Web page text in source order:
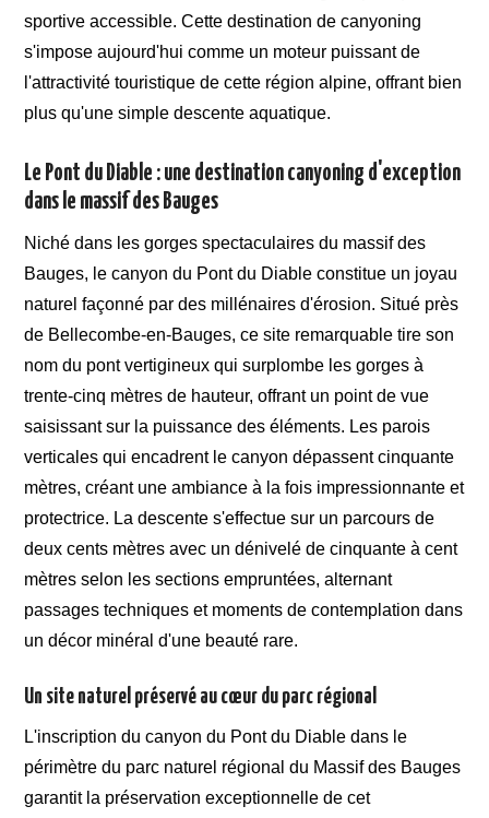
sportive accessible. Cette destination de canyoning
s'impose aujourd'hui comme un moteur puissant de
l'attractivité touristique de cette région alpine, offrant bien
plus qu'une simple descente aquatique.
Le Pont du Diable : une destination canyoning d'exception
dans le massif des Bauges
Niché dans les gorges spectaculaires du massif des
Bauges, le canyon du Pont du Diable constitue un joyau
naturel façonné par des millénaires d'érosion. Situé près
de Bellecombe-en-Bauges, ce site remarquable tire son
nom du pont vertigineux qui surplombe les gorges à
trente-cinq mètres de hauteur, offrant un point de vue
saisissant sur la puissance des éléments. Les parois
verticales qui encadrent le canyon dépassent cinquante
mètres, créant une ambiance à la fois impressionnante et
protectrice. La descente s'effectue sur un parcours de
deux cents mètres avec un dénivelé de cinquante à cent
mètres selon les sections empruntées, alternant
passages techniques et moments de contemplation dans
un décor minéral d'une beauté rare.
Un site naturel préservé au cœur du parc régional
L'inscription du canyon du Pont du Diable dans le
périmètre du parc naturel régional du Massif des Bauges
garantit la préservation exceptionnelle de cet